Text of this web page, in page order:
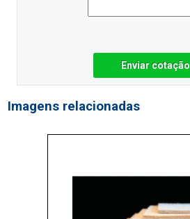
Enviar cotação
Imagens relacionadas